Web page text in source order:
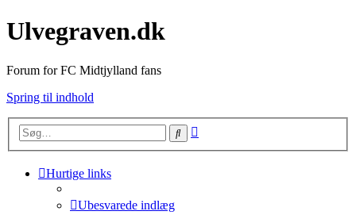
Ulvegraven.dk
Forum for FC Midtjylland fans
Spring til indhold
Søg
Hurtige links
Ubesvarede indlæg